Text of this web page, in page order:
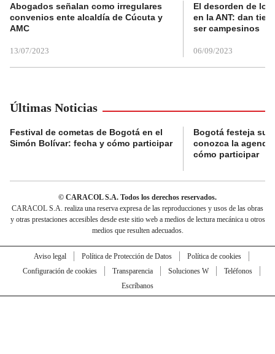
Abogados señalan como irregulares
convenios ente alcaldía de Cúcuta y
AMC
13/07/2023
El desorden de
en la ANT: dan
ser campesinos
06/09/2023
Últimas Noticias
Festival de cometas de Bogotá en el
Simón Bolívar: fecha y cómo participar
Bogotá festeja su
conozca la
cómo participar
© CARACOL S.A. Todos los derechos reservados.
CARACOL S.A. realiza una reserva expresa de las reproducciones y usos de las obras
y otras prestaciones accesibles desde este sitio web a medios de lectura mecánica u otros
medios que resulten adecuados.
Aviso legal Política de Protección de Datos
Política de cookies
Configuración de cookies
Transparencia Soluciones W
Teléfonos
Escríbanos